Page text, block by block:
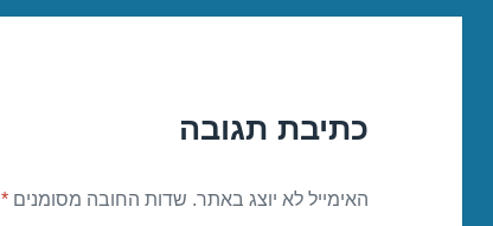
כתיבת תגובה
האימייל לא יוצג באתר. שדות החובה מסומנים*